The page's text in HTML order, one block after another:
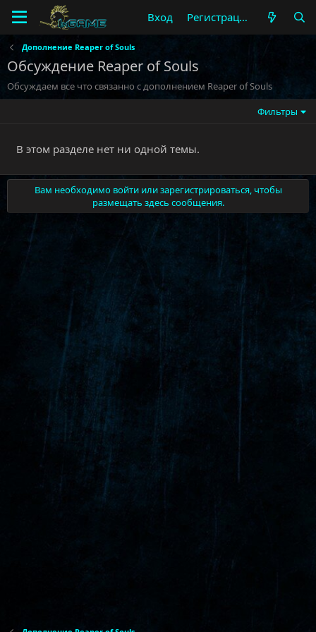
Вход Регистрация
Дополнение Reaper of Souls
Обсуждение Reaper of Souls
Обсуждаем все что связанно с дополнением Reaper of Souls
Фильтры
В этом разделе нет ни одной темы.
Вам необходимо войти или зарегистрироваться, чтобы
размещать здесь сообщения.